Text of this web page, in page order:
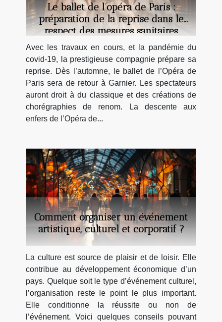
Le ballet de l’opéra de Paris :
préparation de la reprise dans le
respect des mesures sanitaires
Avec les travaux en cours, et la pandémie du
covid-19, la prestigieuse compagnie prépare sa
reprise. Dès l’automne, le ballet de l’Opéra de
Paris sera de retour à Garnier. Les spectateurs
auront droit à du classique et des créations de
chorégraphies de renom. La descente aux
enfers de l’Opéra de...
Comment organiser un événement
artistique, culturel et corporatif ?
La culture est source de plaisir et de loisir. Elle
contribue au développement économique d’un
pays. Quelque soit le type d’événement culturel,
l’organisation reste le point le plus important.
Elle conditionne la réussite ou non de
l’événement. Voici quelques conseils pouvant